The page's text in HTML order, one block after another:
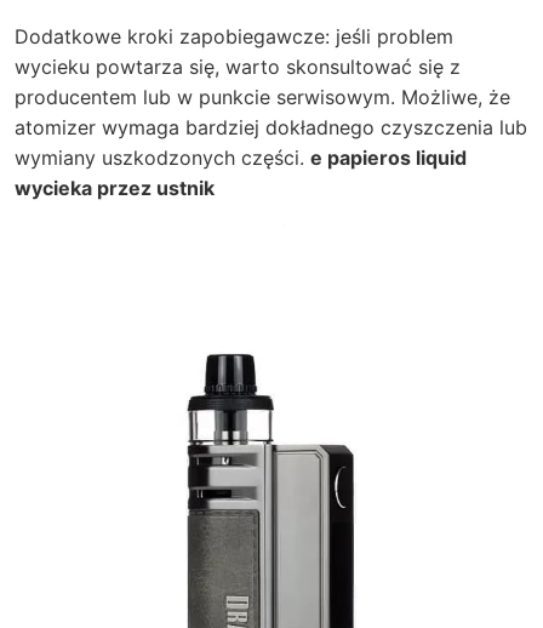
Dodatkowe kroki zapobiegawcze: jeśli problem
wycieku powtarza się, warto skonsultować się z
producentem lub w punkcie serwisowym. Możliwe, że
atomizer wymaga bardziej dokładnego czyszczenia lub
wymiany uszkodzonych części. e papieros liquid
wycieka przez ustnik